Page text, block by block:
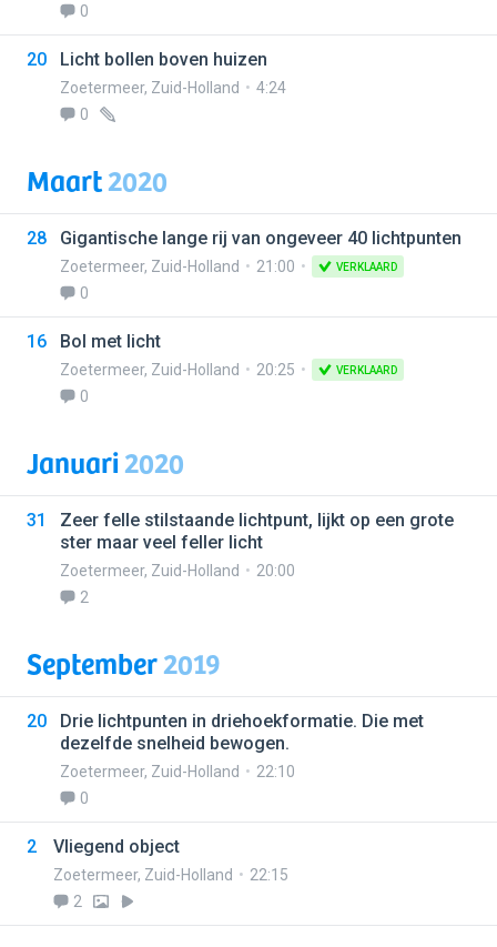
0
20 Licht bollen boven huizen
Zoetermeer, Zuid-Holland
4:24
0
Maart2020
28 Gigantische lange rij van ongeveer 40 lichtpunten
Zoetermeer, Zuid-Holland 21:00 VERKLAARD
0
16 Bol met licht
Zoetermeer, Zuid-Holland 20:25 VERKLAARD
0
Januari2020
31
Zeer felle stilstaande lichtpunt, lijkt op een grote
ster maar veel feller licht
Zoetermeer, Zuid-Holland
20:00
2
September2019
20
Drie lichtpunten in driehoekformatie. Die met
dezelfde snelheid bewogen.
Zoetermeer, Zuid-Holland
22:10
0
2 Vliegend object
Zoetermeer, Zuid-Holland
22:15
2